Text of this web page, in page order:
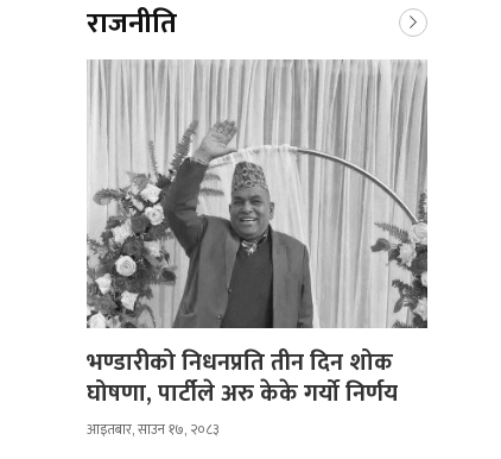
राजनीति
भण्डारीको निधनप्रति तीन दिन शोक
घोषणा, पार्टीले अरु केके गर्यो निर्णय
आइतबार, साउन १७, २०८३